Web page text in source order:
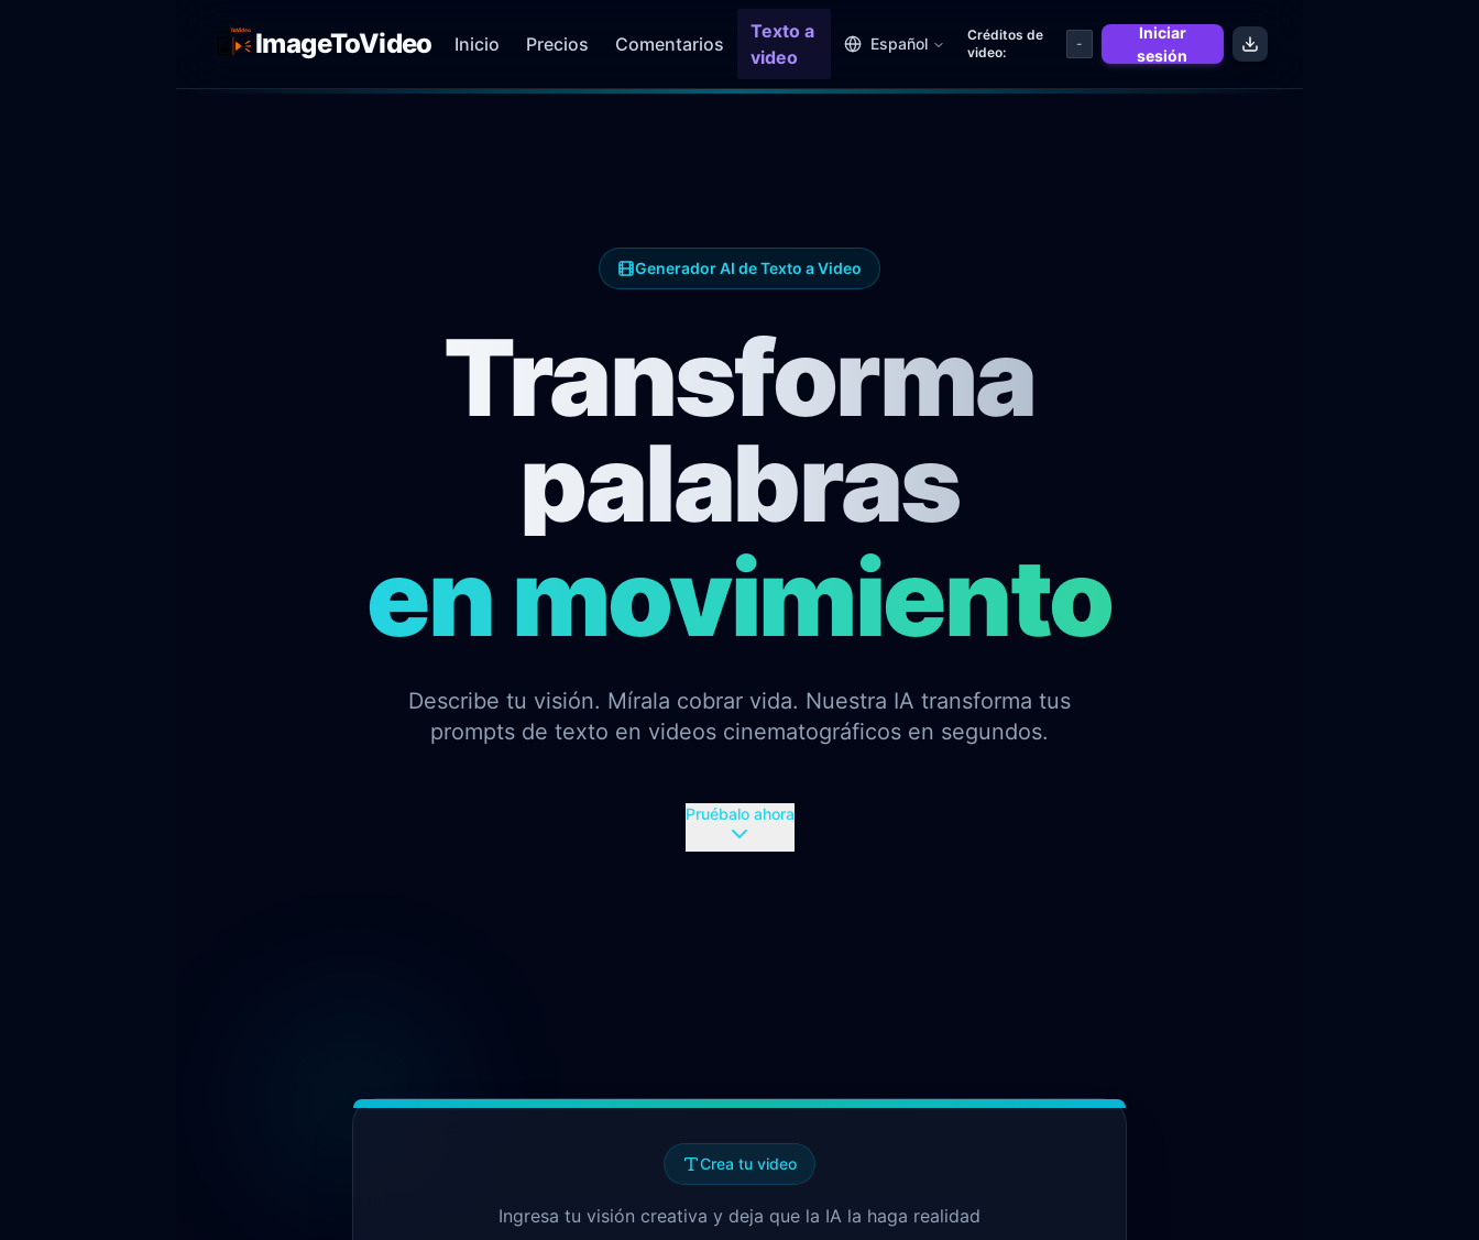
ImageToVideo Inicio Precios Comentarios
Texto a
video
Español
Créditos de
video:
-
Iniciar
sesión
Generador AI de Texto a Video
Transforma
palabras
en movimiento
Describe tu visión. Mírala cobrar vida. Nuestra IA transforma tus
prompts de texto en videos cinematográficos en segundos.
Pruébalo ahora
Crea tu video
Ingresa tu visión creativa y deja que la IA la haga realidad